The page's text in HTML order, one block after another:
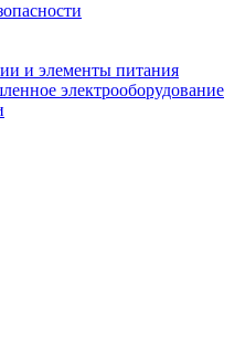
и элементы питания
электрооборудование